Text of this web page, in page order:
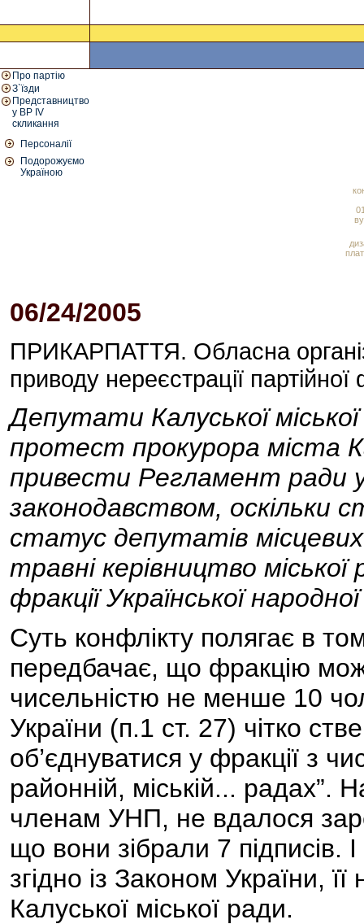
Про партію
З`їзди
Представництво
у ВР IV
скликання
Персоналії
Подорожуємо
Україною
06/24/2005
ПРИКАРПАТТЯ. Обласна
приводу нереєстрації партійної
Депутати Калуської міської
протест прокурора міста
привести Регламент ради у
законодавством, оскільки
статус депутатів
травні керівництво
фракції Української
Суть конфлікту полягає в
передбачає, що фракцію
чисельністю не менше 10
України (п.1 ст. 27) чітко
об’єднуватися у фракції з
районній, міській... радах”.
членам УНП, не вдалося
що вони зібрали 7 підписів. І
згідно із Законом України,
Калуської міської ради.